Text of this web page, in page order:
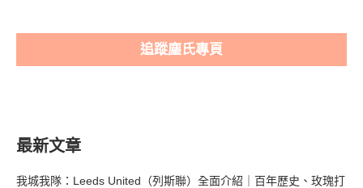
追蹤塵氏專頁
最新文章
我城我隊：Leeds United（列斯聯）全面介紹｜百年歷史、玫瑰打